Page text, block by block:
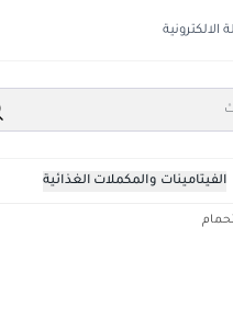
الالكترونية
الفيتامينات والمكملات الغذائية